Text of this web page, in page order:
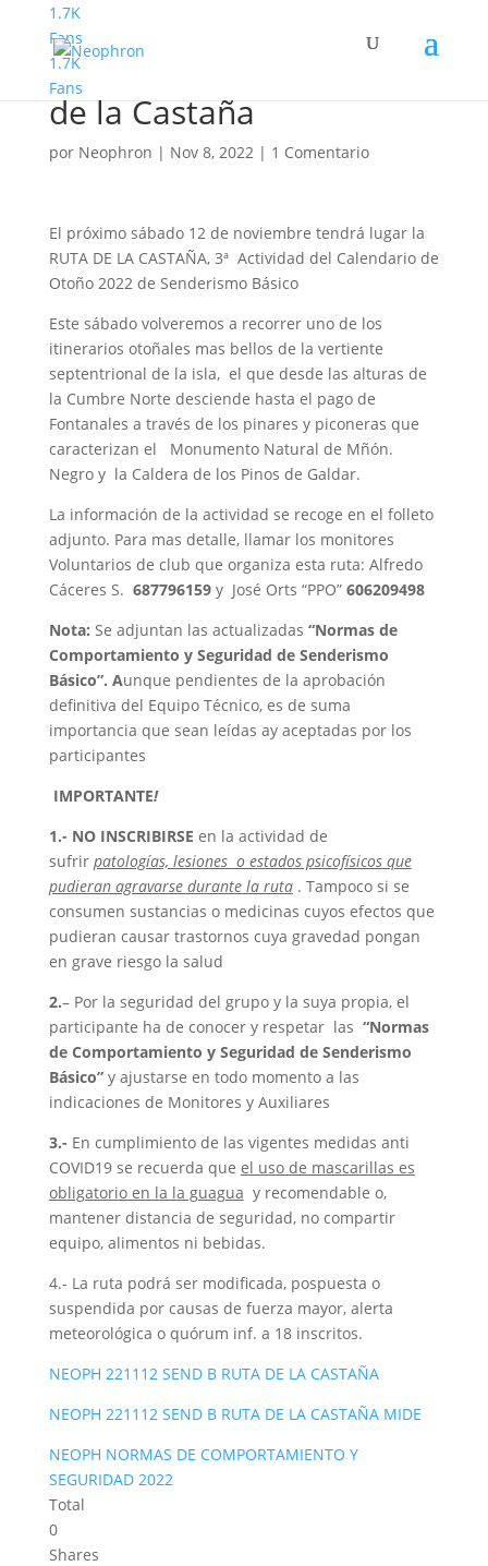
1.7K
Fans
1.7K
Fans
Senderismo Basico Ruta
de la Castaña
por Neophron | Nov 8, 2022| 1 Comentario
El próximo sábado 12 de noviembre tendrá lugar la
RUTA DE LA CASTAÑA, 3ª Actividad del Calendario de
Otoño 2022 de Senderismo Básico
Este sábado volveremos a recorrer uno de los
itinerarios otoñales mas bellos de la vertiente
septentrional de la isla, el que desde las alturas de
la Cumbre Norte desciende hasta el pago de
Fontanales a través de los pinares y piconeras que
caracterizan el Monumento Natural de Mñón.
Negro y la Caldera de los Pinos de Galdar.
La información de la actividad se recoge en el folleto
adjunto. Para mas detalle, llamar los monitores
Voluntarios de club que organiza esta ruta: Alfredo
Cáceres S. 687796159y José Orts “PPO” 606209498
Nota: Se adjuntan las actualizadas “Normas de
Comportamiento y Seguridad de Senderismo
Básico”. Aunque pendientes de la aprobación
definitiva del Equipo Técnico, es de suma
importancia que sean leídas ay aceptadas por los
participantes
IMPORTANTE!
1.- NO INSCRIBIRSE en la actividad de
sufrir patologías, lesiones o estados psicofísicos que
pudieran agravarse durante la ruta. Tampoco si se
consumen sustancias o medicinas cuyos efectos que
pudieran causar trastornos cuya gravedad pongan
en grave riesgo la salud
2.– Por la seguridad del grupo y la suya propia, el
participante ha de conocer y respetar las “Normas
de Comportamiento y Seguridad de Senderismo
Básico”y ajustarse en todo momento a las
indicaciones de Monitores y Auxiliares
3.- En cumplimiento de las vigentes medidas anti
COVID19 se recuerda que el uso de mascarillas es
obligatorio en la la guagua y recomendable o,
mantener distancia de seguridad, no compartir
equipo, alimentos ni bebidas.
4.- La ruta podrá ser modificada, pospuesta o
suspendida por causas de fuerza mayor, alerta
meteorológica o quórum inf. a 18 inscritos.
NEOPH 221112 SEND B RUTA DE LA CASTAÑA
NEOPH 221112 SEND B RUTA DE LA CASTAÑA MIDE
NEOPH NORMAS DE COMPORTAMIENTO Y
SEGURIDAD 2022
Total
0
Shares